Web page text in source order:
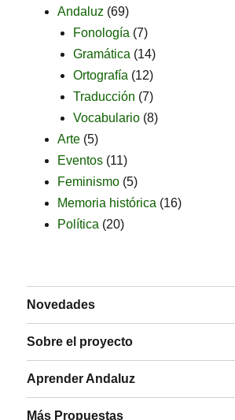
Andaluz (69)
Fonología(7)
Gramática(14)
Ortografía(12)
Traducción (7)
Vocabulario(8)
Arte (5)
Eventos (11)
Feminismo (5)
Memoria histórica (16)
Política (20)
Novedades
Sobre el proyecto
Aprender Andaluz
Más Propuestas